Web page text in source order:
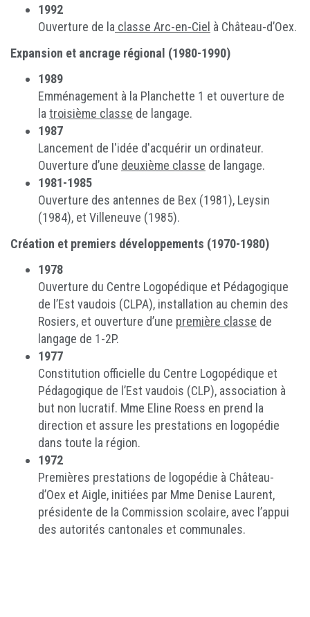
1992
Ouverture de la classe Arc-en-Ciel à Château-d’Oex.
Expansion et ancrage régional (1980-1990)
1989
Emménagement à la Planchette 1 et ouverture de
la troisième classe de langage.
1987
Lancement de l'idée d'acquérir un ordinateur.
Ouverture d’une deuxième classe de langage.
1981-1985
Ouverture des antennes de Bex (1981), Leysin
(1984), et Villeneuve (1985).
Création et premiers développements (1970-1980)
1978
Ouverture du Centre Logopédique et Pédagogique
de l’Est vaudois (CLPA), installation au chemin des
Rosiers, et ouverture d’une première classe de
langage de 1-2P.
1977
Constitution officielle du Centre Logopédique et
Pédagogique de l’Est vaudois (CLP), association à
but non lucratif. Mme Eline Roess en prend la
direction et assure les prestations en logopédie
dans toute la région.
1972
Premières prestations de logopédie à Château-
d’Oex et Aigle, initiées par Mme Denise Laurent,
présidente de la Commission scolaire, avec l’appui
des autorités cantonales et communales.